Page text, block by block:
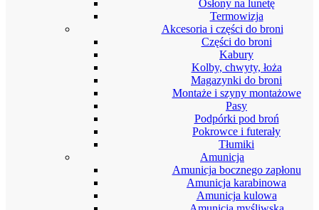
Osłony na lunetę
Termowizja
Akcesoria i części do broni
Części do broni
Kabury
Kolby, chwyty, łoża
Magazynki do broni
Montaże i szyny montażowe
Pasy
Podpórki pod broń
Pokrowce i futerały
Tłumiki
Amunicja
Amunicja bocznego zapłonu
Amunicja karabinowa
Amunicja kulowa